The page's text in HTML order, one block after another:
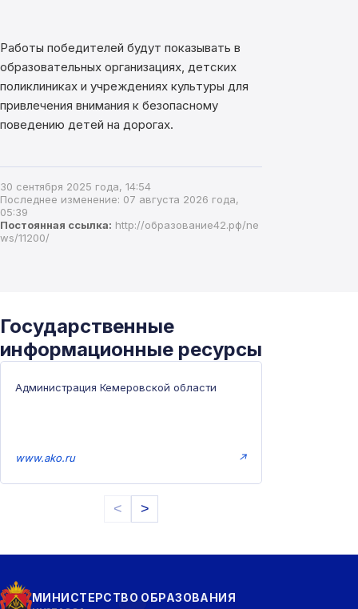
Работы победителей будут показывать в
образовательных организациях, детских
поликлиниках и учреждениях культуры для
привлечения внимания к безопасному
поведению детей на дорогах.
30 сентября 2025 года, 14:54
Последнее изменение: 07 августа 2026 года,
05:39
Постоянная ссылка: http://образование42.рф/ne
ws/11200/
Государственные
информационные ресурсы
Администрация Кемеровской области
www.ako.ru ↗
< >
МИНИСТЕРСТВО ОБРАЗОВАНИЯ